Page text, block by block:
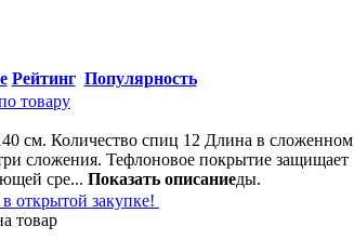
Рейтинг Популярность
товару
см. Количество спиц 12 Длина в сложенном
сложения. Тефлоновое покрытие защищает
сре... Показать описаниеды.
в открытой закупке!